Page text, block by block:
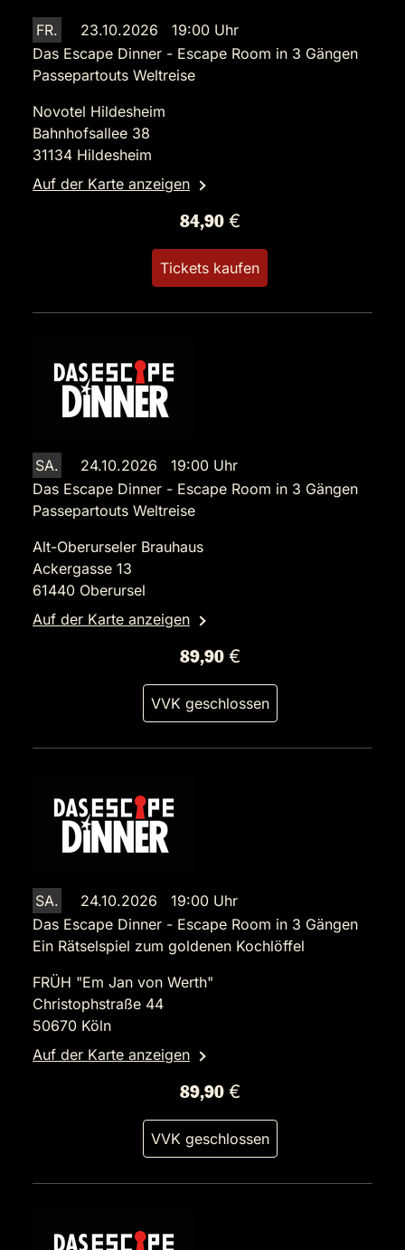
FR.
23.10.2026 19:00 Uhr
Das Escape Dinner - Escape Room in 3 Gängen
Passepartouts Weltreise
Novotel Hildesheim
Bahnhofsallee 38
31134 Hildesheim
Auf der Karte anzeigen
84,90 €
Tickets kaufen
SA.
24.10.2026 19:00 Uhr
Das Escape Dinner - Escape Room in 3 Gängen
Passepartouts Weltreise
Alt-Oberurseler Brauhaus
Ackergasse 13
61440 Oberursel
Auf der Karte anzeigen
89,90 €
VVK geschlossen
SA.
24.10.2026 19:00 Uhr
Das Escape Dinner - Escape Room in 3 Gängen
Ein Rätselspiel zum goldenen Kochlöffel
FRÜH "Em Jan von Werth"
Christophstraße 44
50670 Köln
Auf der Karte anzeigen
89,90 €
VVK geschlossen